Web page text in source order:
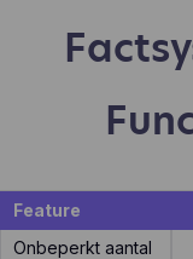
Feature
Onbeperkt aantal